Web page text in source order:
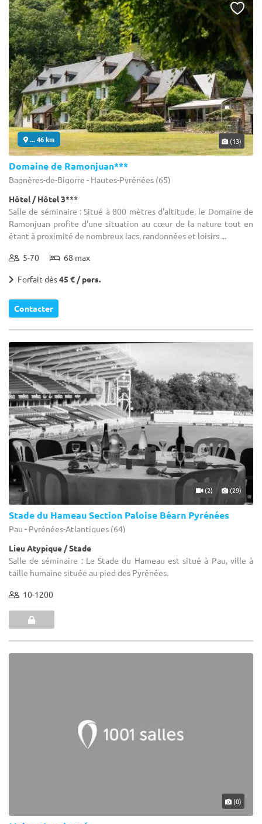
... 46 km (13)
Domaine de Ramonjuan***
Bagnères-de-Bigorre - Hautes-Pyrénées (65)
Hôtel / Hôtel 3***
Salle de séminaire : Situé à 800 mètres d'altitude, le Domaine de
Ramonjuan profite d'une situation au cœur de la nature tout en
étant à proximité de nombreux lacs, randonnées et loisirs ...
5-70 68 max
Forfait dès45 € / pers.
Contacter
(2) (29)
Stade du Hameau Section Paloise Béarn Pyrénées
Pau - Pyrénées-Atlantiques (64)
Lieu Atypique / Stade
Salle de séminaire : Le Stade du Hameau est situé à Pau, ville à
taille humaine située au pied des Pyrénées.
10-1200
(0)